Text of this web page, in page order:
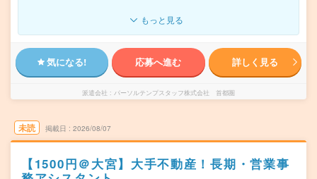
もっと見る
気になる! 応募へ進む 詳しく見る
派遣会社 パーソルテンプスタッフ株式会社 首都圏
未読 掲載日 2026/08/07
【1500円＠大宮】大手不動産！長期・営業事